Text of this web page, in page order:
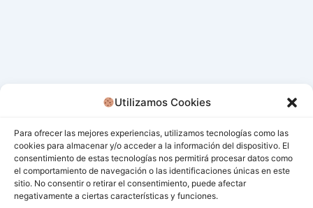
Utilizamos Cookies
Para ofrecer las mejores experiencias, utilizamos tecnologías como las
cookies para almacenar y/o acceder a la información del dispositivo. El
consentimiento de estas tecnologías nos permitirá procesar datos como
el comportamiento de navegación o las identificaciones únicas en este
sitio. No consentir o retirar el consentimiento, puede afectar
negativamente a ciertas características y funciones.